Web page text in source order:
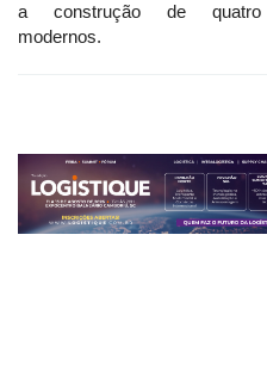
a construção de quatro
modernos.